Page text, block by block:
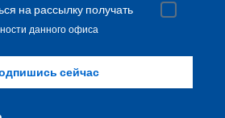
на рассылку получать
данного офиса